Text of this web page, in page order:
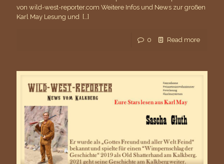
von wild-west-reporter.com Weitere Infos und News zur großen
Karl May Lesung und
[…]
0 Read more